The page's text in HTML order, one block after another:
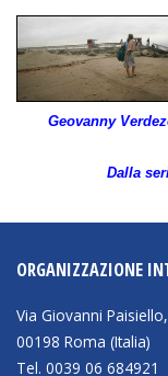
Geovanny
Dalla
ORGANIZZAZIONE
Via Giovanni
00198 Roma (Italia)
Tel. 0039 06 684921